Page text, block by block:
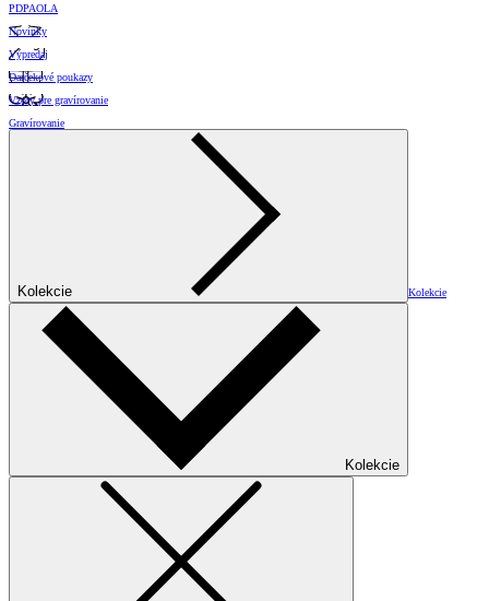
PDPAOLA
Novinky
Výpredaj
Darčekové poukazy
Vzory pre gravírovanie
Gravírovanie
Kolekcie Kolekcie
Kolekcie